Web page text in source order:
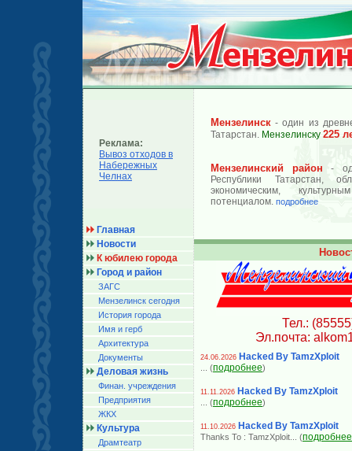
Реклама:
Вывоз отходов в
Набережных
Челнах
Главная
Новости
К юбилею города
Город и район
ЗАГС
Мензелинск сегодня
История города
Имя и герб
Архитектура
Документы
Деловая жизнь
Финан. учреждения
Предприятия
ЖКХ
Культура
Драмтеатр
Мензелинск - один из
Татарстан. Мензелинску 225
Мензелинский район -
Республики Татарстан,
экономическим,
потенциалом. подробнее
Тел.:
Эл.почта:
24.06.2026 Hacked By TamzXploit
... (подробнее)
11.11.2026 Hacked By TamzXploit
... (подробнее)
11.10.2026 Hacked By TamzXploit
Thanks To : TamzXploit ... (подробнее